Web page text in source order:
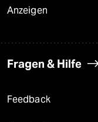
Anzeigen
Fragen & Hilfe
Feedback